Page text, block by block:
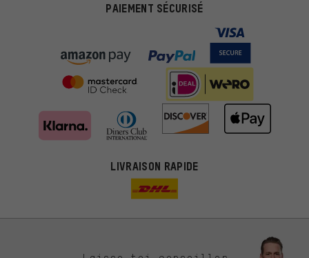
PAIEMENT SÉCURISÉ
LIVRAISON RAPIDE